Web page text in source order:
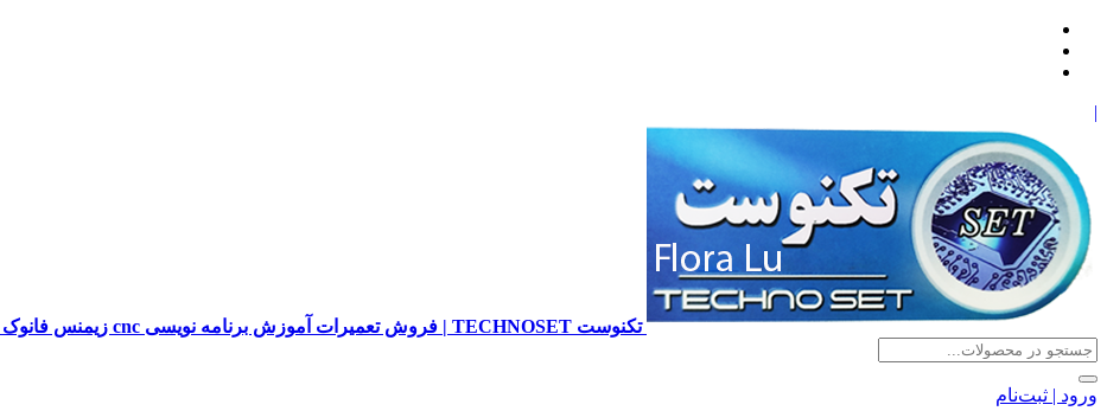
|
تکنوست TECHNOSET | فروش تعمیرات آموزش برنامه نویسی cnc زیمنس فانوک هایدن siemens ,fanuc, heidenhain ,hust, gsk
ورود | ثبت‌نام